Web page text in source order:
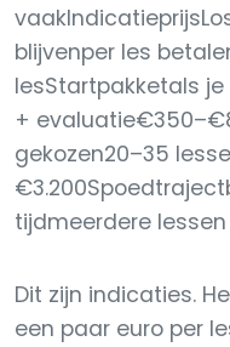
blijvenper les
lesStartpakketals
+
gekozen20–35
tijdmeerdere
Dit zijn indicaties.
een paar euro per